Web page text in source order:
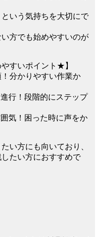
という気持ちを大切にで
方でも始めやすいのが
やすいポイント★】
分かりやすい作業か
行！段階的にステップ
気！困った時に声をか
い方にも向いており、
たい方におすすめで